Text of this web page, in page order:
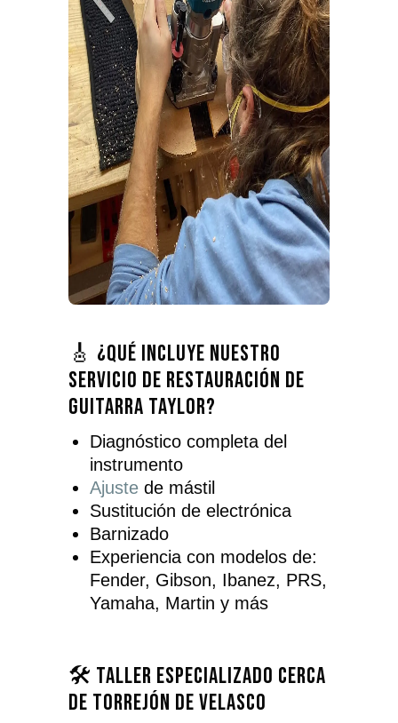
🎸 ¿Qué incluye nuestro
servicio de restauración de
guitarra Taylor?
Diagnóstico completa del
instrumento
Ajustede mástil
Sustitución de electrónica
Barnizado
Experiencia con modelos de:
Fender, Gibson, Ibanez, PRS,
Yamaha, Martin y más
🛠️ Taller especializado cerca
de Torrejón de Velasco